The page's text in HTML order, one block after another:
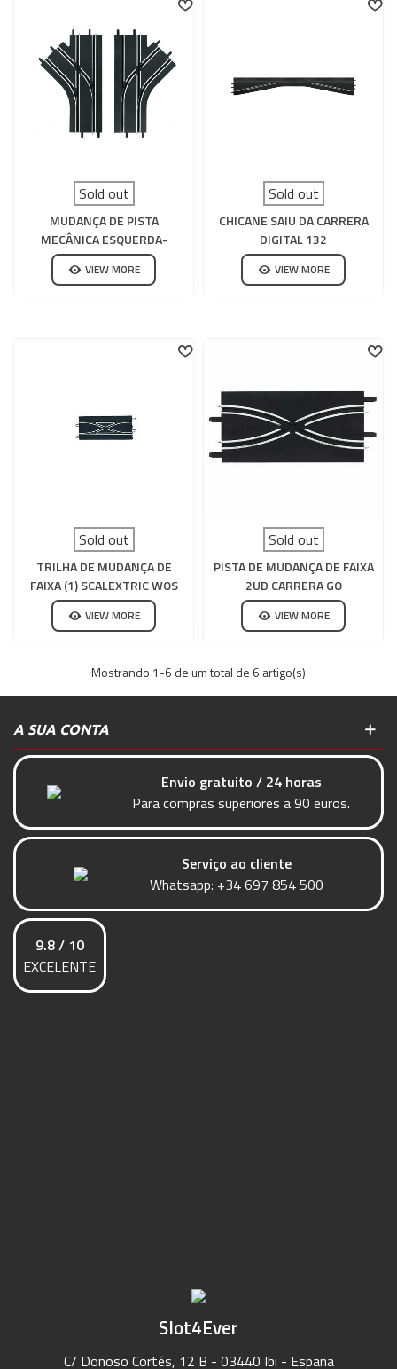
Sold out
MUDANÇA DE PISTA
MECÂNICA ESQUERDA-
DIREITA CARRERA GO
VIEW MORE
Sold out
CHICANE SAIU DA CARRERA
DIGITAL 132
VIEW MORE
Sold out
TRILHA DE MUDANÇA DE
FAIXA (1) SCALEXTRIC WOS
VIEW MORE
Sold out
PISTA DE MUDANÇA DE FAIXA
2UD CARRERA GO
VIEW MORE
Mostrando 1-6 de um total de 6 artigo(s)
A SUA CONTA
Envio gratuito / 24 horas
Para compras superiores a 90 euros.
Serviço ao cliente
Whatsapp: +34 697 854 500
9.8 / 10
EXCELENTE
Slot4Ever
C/ Donoso Cortés, 12 B - 03440 Ibi - España